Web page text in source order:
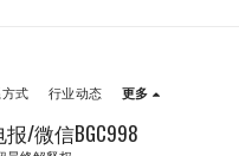
/微信BGC998
式 行业动态 更多